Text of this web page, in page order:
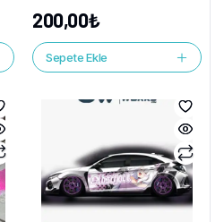
200,00₺
Sepete Ekle